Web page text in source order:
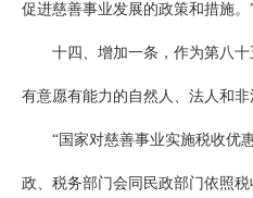
促进慈善事业发展的政策和措施。
十四、增加一条，作为第八
有意愿有能力的自然人、法人和非
“国家对慈善事业实施税收优
政、税务部门会同民政部门依照